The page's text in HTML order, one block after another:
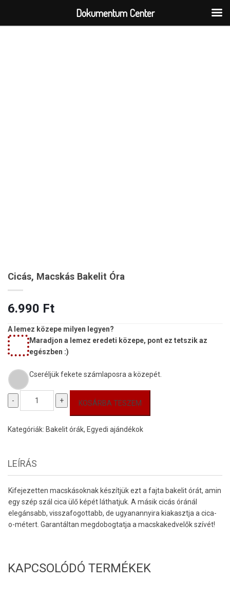
Cicás, Macskás Bakelit Óra
6.990 Ft
A lemez közepe milyen legyen?
Maradjon a lemez eredeti közepe, pont ez tetszik az
egészben :)
Cseréljük fekete számlaposra a közepét.
-
óra
+ KOSÁRBA TESZEM
Kategóriák: Bakelit órák, Egyedi ajándékok
LEÍRÁS
Kifejezetten macskásoknak készítjük ezt a fajta bakelit órát, amin
egy szép szál cica ülő képét láthatjuk. A másik cicás óránál
elegánsabb, visszafogottabb, de ugyanannyira kiakasztja a cica-
o-métert. Garantáltan megdobogtatja a macskakedvelők szívét!
KAPCSOLÓDÓ TERMÉKEK
Dokumentum Center